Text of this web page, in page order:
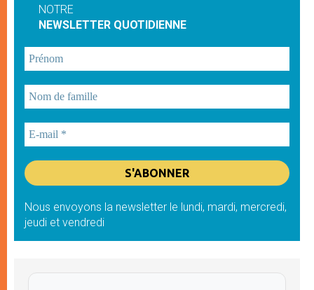
NOTRE
NEWSLETTER QUOTIDIENNE
Nous envoyons la newsletter le lundi, mardi, mercredi,
jeudi et vendredi